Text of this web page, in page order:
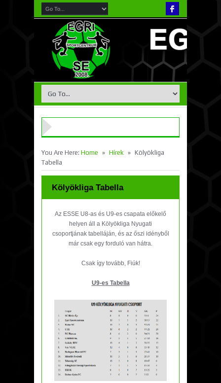
You Are Here: Home » Hírek » Kölyökliga
Tabella
Kölyökliga Tabella
Az ESSE U8-as és U9-es csapata előkelő
helyen áll a Kölyökliga Nyugati
csoportjának tabelláján, és az őszi idényből
már csak egy forduló van hátra.
Csak így tovább, Fiúk!
U9-es Tabella